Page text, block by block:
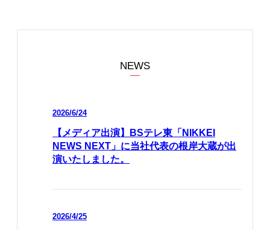
NEWS
2026/6/24
【メディア出演】BSテレ東「NIKKEI
NEWS NEXT」に当社代表の根岸大蔵が出
演いたしました。
2026/4/25